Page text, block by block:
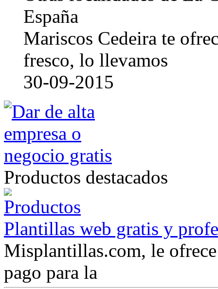
España
Mariscos Cedeira te
fresco, lo llevamos
30-09-2015
Productos destacados
Plantillas web gratis y
Misplantillas.com, le
pago para la